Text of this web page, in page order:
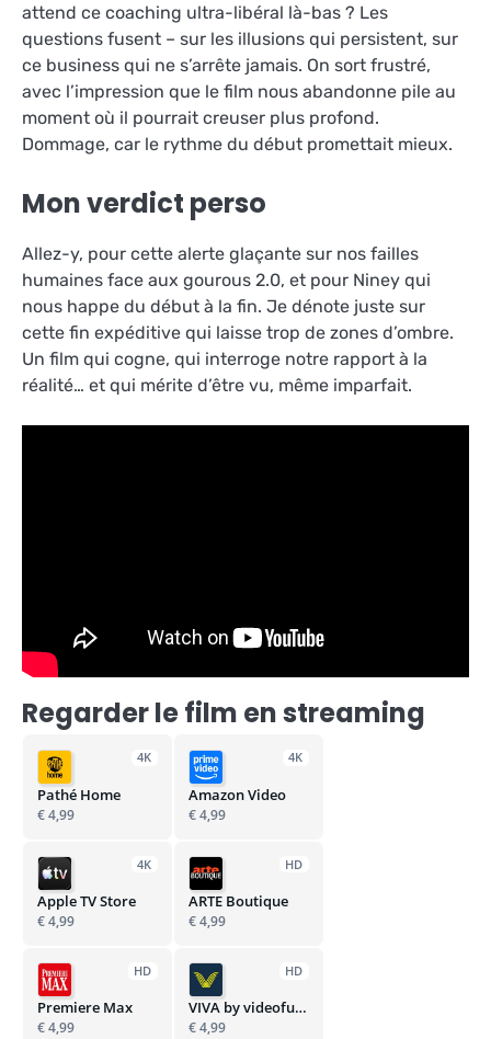
attend ce coaching ultra-libéral là-bas ? Les
questions fusent – sur les illusions qui persistent, sur
ce business qui ne s’arrête jamais. On sort frustré,
avec l’impression que le film nous abandonne pile au
moment où il pourrait creuser plus profond.
Dommage, car le rythme du début promettait mieux.
Mon verdict perso
Allez-y, pour cette alerte glaçante sur nos failles
humaines face aux gourous 2.0, et pour Niney qui
nous happe du début à la fin. Je dénote juste sur
cette fin expéditive qui laisse trop de zones d’ombre.
Un film qui cogne, qui interroge notre rapport à la
réalité… et qui mérite d’être vu, même imparfait.
Regarder le film en streaming
4K
Pathé Home
€ 4,99
4K
Amazon Video
€ 4,99
4K
Apple TV Store
€ 4,99
HD
ARTE Boutique
€ 4,99
HD
Premiere Max
€ 4,99
HD
VIVA by videofutur
€ 4,99